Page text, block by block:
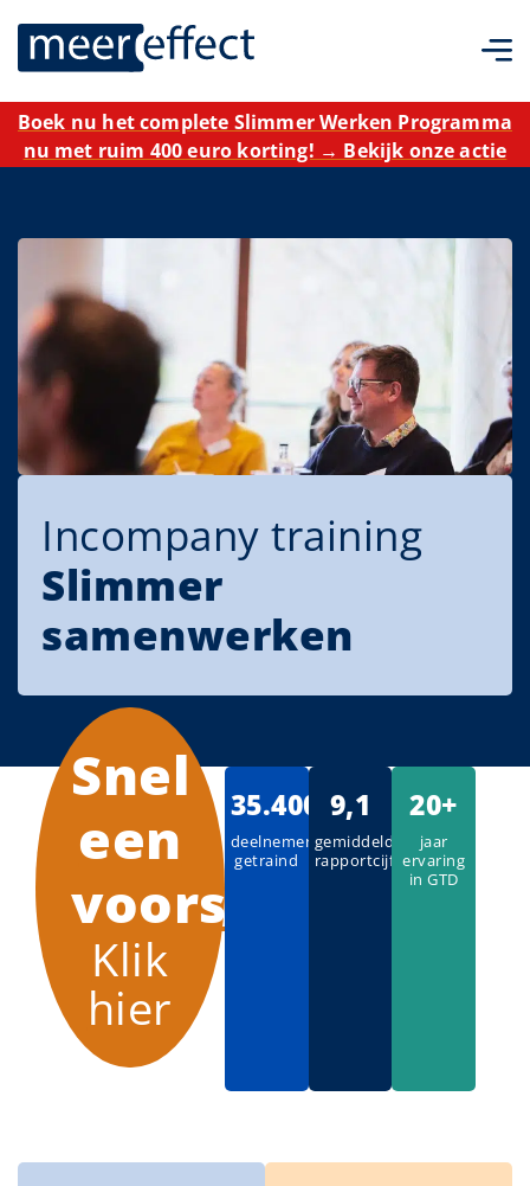
Boek nu het complete Slimmer Werken Programma
nu met ruim 400 euro korting! → Bekijk onze actie
Incompany training
Slimmer
samenwerken
Snel
een
voorstel?
Klik
hier
35.400
deelnemers
getraind
9,1
gemiddeld
rapportcijfer
20+
jaar
ervaring
in GTD